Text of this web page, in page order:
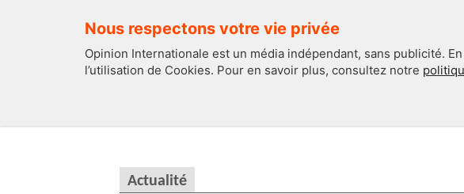
Nous respectons votre vie privée
Opinion Internationale est un média indépendant, sans publicité.
l’utilisation de Cookies. Pour en savoir plus, consultez notre
Actualité